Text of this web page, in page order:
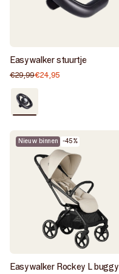
Easywalker stuurtje
€24,95
Normale
€29,99
Als
nieuw
Nieuw binnen -45%
Easywalker Rockey L buggy